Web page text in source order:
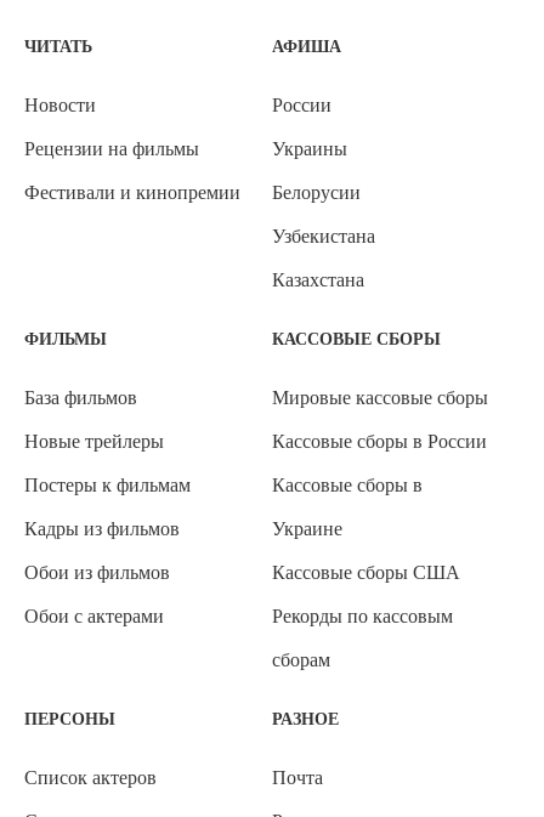
ЧИТАТЬ
Новости
Рецензии на фильмы
Фестивали и кинопремии
АФИША
России
Украины
Белорусии
Узбекистана
Казахстана
ФИЛЬМЫ
База фильмов
Новые трейлеры
Постеры к фильмам
Кадры из фильмов
Обои из фильмов
Обои с актерами
КАССОВЫЕ СБОРЫ
Мировые кассовые сборы
Кассовые сборы в России
Кассовые сборы в
Украине
Кассовые сборы США
Рекорды по кассовым
сборам
ПЕРСОНЫ
Список актеров
РАЗНОЕ
Почта